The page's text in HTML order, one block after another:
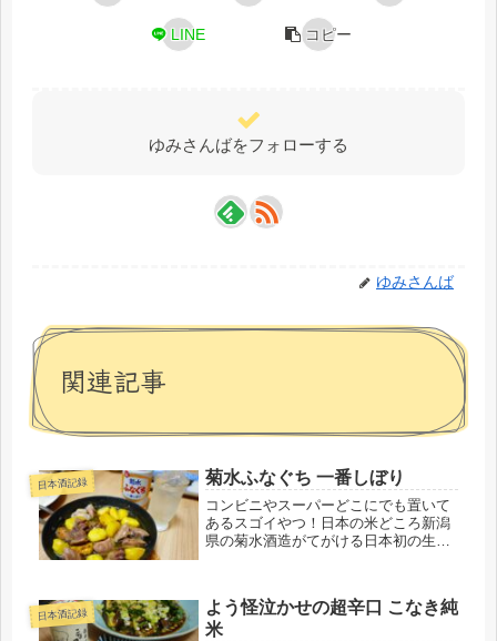
LINE コピー
ゆみさんばをフォローする
ゆみさんば
関連記事
日本酒記録 菊水ふなぐち 一番しぼり
コンビニやスーパーどこにでも置いて
あるスゴイやつ！日本の米どころ新潟
県の菊水酒造がてがける日本初の生原
日本酒記録
よう怪泣かせの超辛口 こなき純
米